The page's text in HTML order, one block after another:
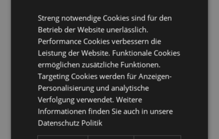
Produktattribute
Information
5056848203252
288
0.053000
Keine
Ja
Keine
Streng notwendige Cookies sind für den
Betrieb der Website unerlässlich.
Performance Cookies verbessern die
Leistung der Website. Funktionale Cookies
ermöglichen zusätzliche Funktionen.
Targeting Cookies werden für Anzeigen-
Personalisierung und analytische
Verfolgung verwendet. Weitere
Informationen finden Sie auch in unsere
Datenschutz Politik